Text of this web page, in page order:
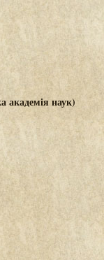
академія наук)